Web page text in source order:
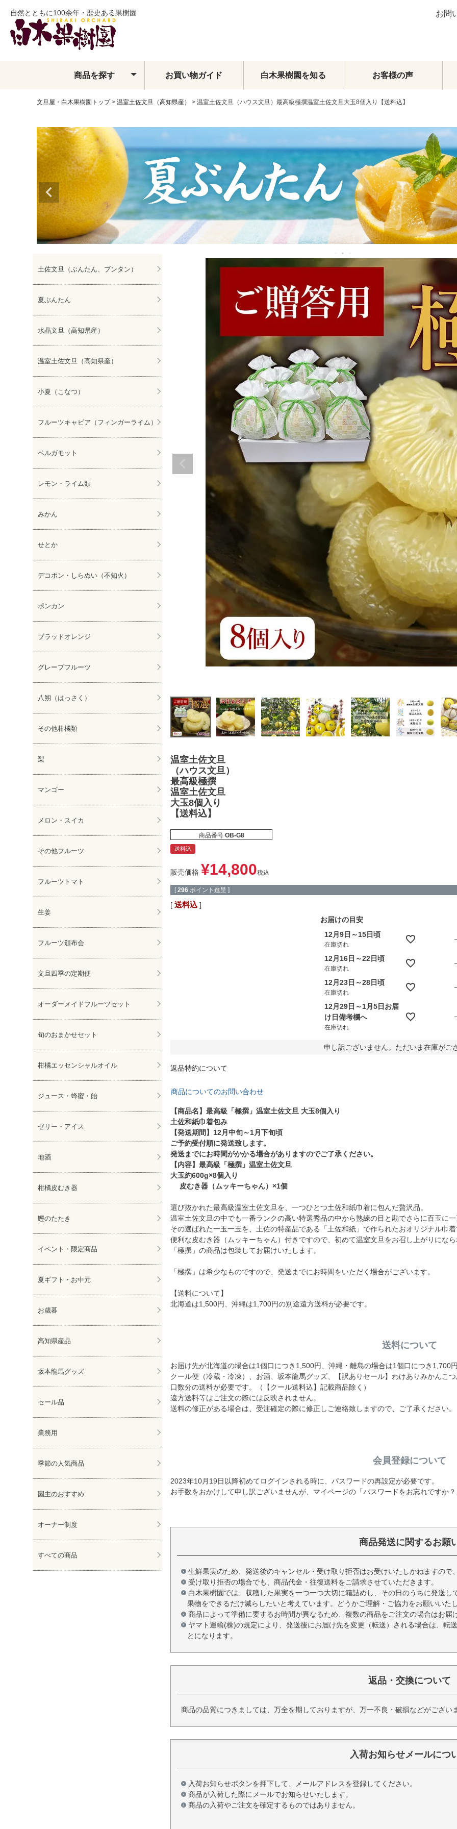
自然とともに100余年・歴史ある果樹園 お問
商品を探す
土佐文旦
水晶文旦
温室土佐文旦
小夏
フィンガーライム
ベルガモット
レモン・ライム類
みかん
せとか
しらぬい
ぽんかん
ブラッドオレンジ
その他柑橘類
マンゴー
メロン・スイカ
その他フルーツ
フルーツトマト
頒布会
オーダーメイドフルーツセット
お買い物ガイド 白木果樹園を知る お客様の声
文旦屋・白木果樹園トップ 温室土佐文旦（高知県産） 温室土佐文旦（ハウス文旦）最高級極撰温室土佐文旦大玉8個入り【送料込】
土佐文旦（ぶんたん、ブンタン）
夏ぶんたん
水晶文旦（高知県産）
温室土佐文旦（高知県産）
小夏（こなつ）
フルーツキャビア（フィンガーライム）
ベルガモット
レモン・ライム類
みかん
せとか
デコポン・しらぬい（不知火）
ポンカン
ブラッドオレンジ
グレープフルーツ
八朔（はっさく）
その他柑橘類
梨
マンゴー
メロン・スイカ
その他フルーツ
フルーツトマト
生姜
フルーツ頒布会
文旦四季の定期便
オーダーメイドフルーツセット
旬のおまかせセット
柑橘エッセンシャルオイル
ジュース・蜂蜜・飴
ゼリー・アイス
地酒
柑橘皮むき器
鰹のたたき
イベント・限定商品
夏ギフト・お中元
お歳暮
高知県産品
坂本龍馬グッズ
セール品
業務用
季節の人気商品
園主のおすすめ
オーナー制度
すべての商品
温室土佐文旦
（ハウス文旦）
最高級極撰
温室土佐文旦
大玉8個入り
【送料込】
商品番号 OB-G8
送料込
販売価格 ¥14,800税込
[ 296 ポイント進呈 ]
送料込
お届けの目安
12月9日～15日頃
在庫切れ
12月16日～22日頃
在庫切れ
12月23日～28日頃
在庫切れ
12月29日～1月5日お届
け日備考欄へ
在庫切れ
申し訳ございません。ただいま在庫がご
返品特約について
商品についてのお問い合わせ
【商品名】最高級「極撰」温室土佐文旦 大玉8個入り
土佐和紙巾着包み
【発送期間】12月中旬～1月下旬頃
ご予約受付順に発送致します。
発送までにお時間がかかる場合がありますのでご了承ください。
【内容】最高級「極撰」温室土佐文旦
大玉約600g×8個入り
皮むき器（ムッキーちゃん）×1個
選び抜かれた最高級温室土佐文旦を、一つひとつ土佐和紙巾着に包んだ贅沢品。
温室土佐文旦の中でも一番ランクの高い特選秀品の中から熟練の目と勘でさらに百玉に
その選ばれた一玉一玉を、土佐の特産品である「土佐和紙」で作られたおオリジナル巾着
便利な皮むき器（ムッキーちゃん）付きですので、初めて温室文旦をお召し上がりになら
「極撰」の商品は包装してお届けいたします。
「極撰」は希少なものですので、発送までにお時間をいただく場合がございます。
【送料について】
北海道は1,500円、沖縄は1,700円の別途遠方送料が必要です。
送料について
お届け先が北海道の場合は1個口につき1,500円、沖縄・離島の場合は1個口につき1,700
クール便（冷蔵・冷凍）、お酒、坂本龍馬グッズ、【訳ありセール】わけありみかんこ
口数分の送料が必要です。（【クール送料込】記載商品除く）
遠方送料等はご注文の際には反映されません。
送料の修正がある場合は、受注確定の際に修正しご連絡致しますので、ご了承ください。
会員登録について
2023年10月19日以降初めてログインされる時に、パスワードの再設定が必要です。
お手数をおかけして申し訳ございませんが、マイページの「パスワードをお忘れですか
商品発送に関するお願
生鮮果実のため、発送後のキャンセル・受け取り拒否はお受けいたしかねますので
受け取り拒否の場合でも、商品代金・往復送料をご請求させていただきます。
白木果樹園では、収穫した果実を一つ一つ大切に箱詰めし、その日のうちに発送
果物をできるだけ減らしたいと考えています。どうかご理解・ご協力をお願いいたし
商品によって準備に要するお時間が異なるため、複数の商品をご注文の場合はお届
ヤマト運輸(株)の規定により、発送後にお届け先を変更（転送）される場合は、転
とになります。
返品・交換について
商品の品質につきましては、万全を期しておりますが、万一不良・破損などがござい
入荷お知らせメールにつ
入荷お知らせボタンを押下して、メールアドレスを登録してください。
商品が入荷した際にメールでお知らせいたします。
商品の入荷やご注文を確定するものではありません。